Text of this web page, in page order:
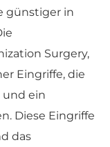
günstiger in
Surgery,
Eingriffe, die
und ein
Diese Eingriffe
das